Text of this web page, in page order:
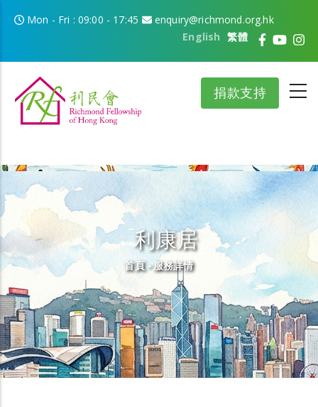
Mon - Fri : 09:00 - 17:45
enquiry@richmond.org.hk
繁體
English
捐款支持
利康居
導航連結
首頁 -服務詳情